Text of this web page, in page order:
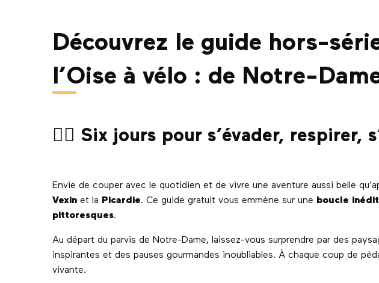
Découvrez le guide hors-
l’Oise à vélo : de Notre-
🚴‍♀️ Six jours pour s’évader, respirer,
Envie de couper avec le quotidien et de vivre une aventure aussi belle
Vexin et la Picardie. Ce guide gratuit vous emmène sur une boucle
pittoresques.
Au départ du parvis de Notre-Dame, laissez-vous surprendre par des
inspirantes et des pauses gourmandes inoubliables. À chaque coup de
vivante.